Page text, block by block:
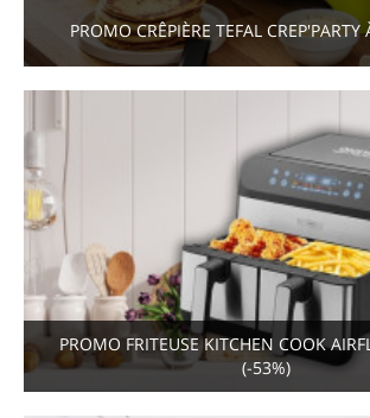
PROMO CRÊPIÈRE TEFAL
PROMO FRITEUSE KITCHEN COOK
(-53%)